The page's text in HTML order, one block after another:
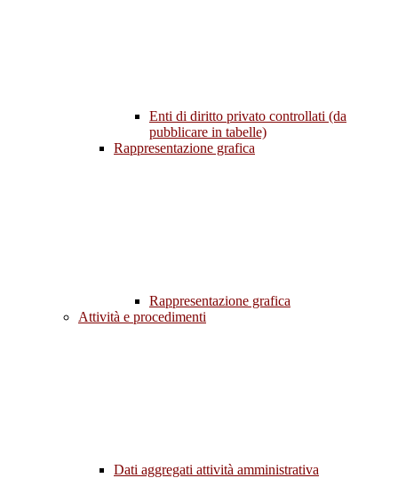
Enti di diritto privato controllati (da
pubblicare in tabelle)
Rappresentazione grafica
Rappresentazione grafica
Attività e procedimenti
Dati aggregati attività amministrativa